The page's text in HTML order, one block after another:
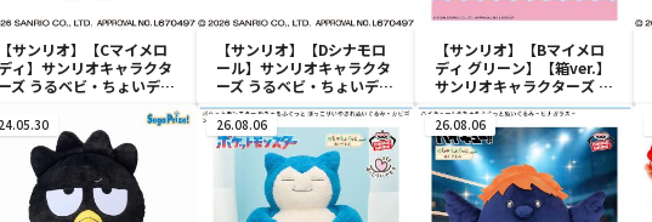
【サンリオ】【Cマイメロ
ディ】サンリオキャラクタ
ーズ うるベビ・ちょいデカ
【サンリオ】【Dシナモロ
ール】サンリオキャラクタ
ーズ うるベビ・ちょいデカ
ドール
【サンリオ】【Bマイメロ
ディ グリーン】【箱ver.】
サンリオキャラクターズ お
おきなSOFVIMATES～マ
イメロディ マーメイドver.
～
24.05.30 26.08.06 26.08.06